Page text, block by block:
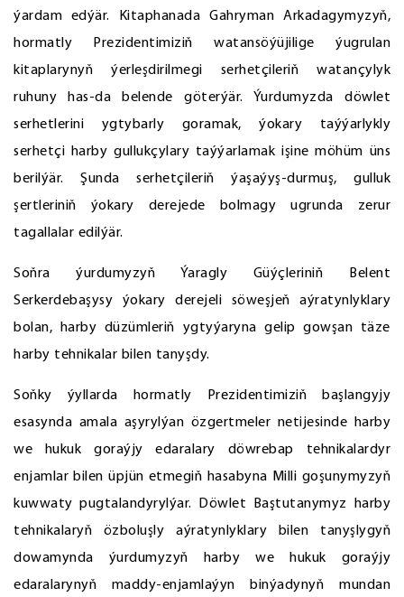
ýardam edýär. Kitaphanada Gahryman Arkadagymyzyň,
hormatly Prezidentimiziň watansöýüjilige ýugrulan
kitaplarynyň ýerleşdirilmegi serhetçileriň watançylyk
ruhuny has-da belende göterýär. Ýurdumyzda döwlet
serhetlerini ygtybarly goramak, ýokary taýýarlykly
serhetçi harby gullukçylary taýýarlamak işine möhüm üns
berilýär. Şunda serhetçileriň ýaşaýyş-durmuş, gulluk
şertleriniň ýokary derejede bolmagy ugrunda zerur
tagallalar edilýär.
Soňra ýurdumyzyň Ýaragly Güýçleriniň Belent
Serkerdebaşysy ýokary derejeli söweşjeň aýratynlyklary
bolan, harby düzümleriň ygtyýaryna gelip gowşan täze
harby tehnikalar bilen tanyşdy.
Soňky ýyllarda hormatly Prezidentimiziň başlangyjy
esasynda amala aşyrylýan özgertmeler netijesinde harby
we hukuk goraýjy edaralary döwrebap tehnikalardyr
enjamlar bilen üpjün etmegiň hasabyna Milli goşunymyzyň
kuwwaty pugtalandyrylýar. Döwlet Baştutanymyz harby
tehnikalaryň özboluşly aýratynlyklary bilen tanyşlygyň
dowamynda ýurdumyzyň harby we hukuk goraýjy
edaralarynyň maddy-enjamlaýyn binýadynyň mundan